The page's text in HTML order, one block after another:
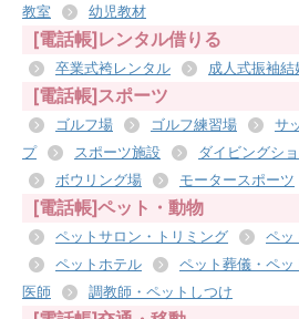
教室
幼児教材
[電話帳]レンタル借りる
卒業式袴レンタル 成人式振袖
[電話帳]スポーツ
ゴルフ場 ゴルフ練習場 サ
プ
スポーツ施設 ダイビングシ
ボウリング場
モータースポーツ
[電話帳]ペット・動物
ペットサロン・トリミング
ペッ
ペットホテル
ペット葬儀・ペッ
医師
調教師・ペットしつけ